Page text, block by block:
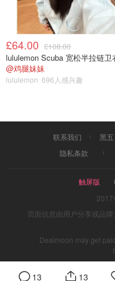
接着用打蛋器打发，放
来再用打蛋器打发一次
过夜，第二天就算再热
你啦！
£64.00 £108.00
lululemon Scuba 宽松半拉链卫
@鸡腿妹妹
lululemon 696人感兴趣
13 13
联系我们 黑五
隐私条款
触屏版
页面信息由用户分享或品
Dealmoon may get